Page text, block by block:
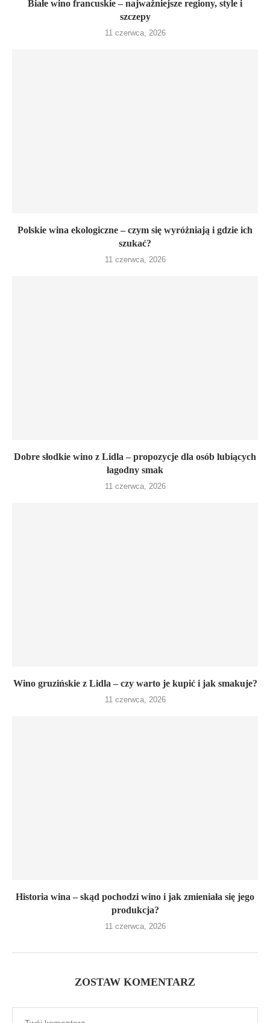
Białe wino francuskie – najważniejsze regiony, style i
szczepy
11 czerwca, 2026
Polskie wina ekologiczne – czym się wyróżniają i gdzie ich
szukać?
11 czerwca, 2026
Dobre słodkie wino z Lidla – propozycje dla osób lubiących
łagodny smak
11 czerwca, 2026
Wino gruzińskie z Lidla – czy warto je kupić i jak smakuje?
11 czerwca, 2026
Historia wina – skąd pochodzi wino i jak zmieniała się jego
produkcja?
11 czerwca, 2026
ZOSTAW KOMENTARZ